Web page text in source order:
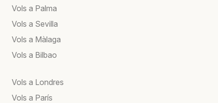
Vols a Palma
Vols a Sevilla
Vols a Màlaga
Vols a Bilbao
Vols a Londres
Vols a París